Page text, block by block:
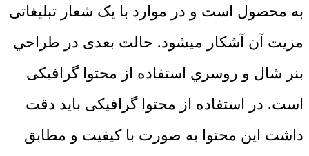
به محصول است و در موارد با یک شعار تبلیغاتی
مزیت آن آشکار میشود. حالت بعدی در طراحي
بنر شال و روسري استفاده از محتوا گرافیکی
است. در استفاده از محتوا گرافیکی باید دقت
داشت این محتوا به صورت با کیفیت و مطابق